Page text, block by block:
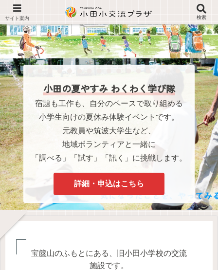
小田の夏やすみ わくわく学び隊
宿題も工作も、自分のペースで取り組める
小学生向けの夏休み体験イベントです。
元教員や筑波大学生など、
地域ボランティアと一緒に
「調べる」「試す」「訊く」に挑戦します。
詳細・申込はこちら
宝篋山のふもとにある、旧小田小学校の交流
施設です。
検索